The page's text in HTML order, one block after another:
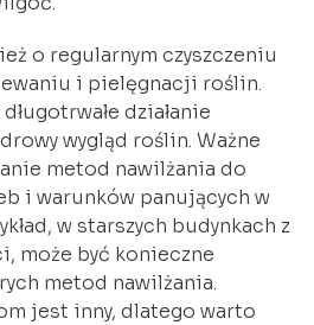
o regularnym czyszczeniu
i pielęgnacji roślin.
działanie
wygląd roślin. Ważne
metod nawilżania do
i warunków panujących w
w starszych budynkach z
może być konieczne
metod nawilżania.
jest inny, dlatego warto